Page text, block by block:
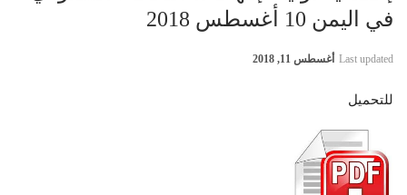
في اليمن 10 أغسطس 2018
Last updated أغسطس 11, 2018
للتحميل